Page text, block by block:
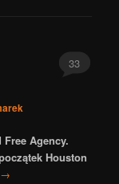
33
Agency.
Houston
→